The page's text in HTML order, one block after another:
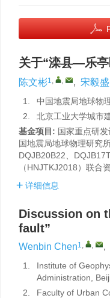
关于“滦县—乐
陈文彬1, , , 宋毅盛
1.
中国地震局地球物
2.
北京工业大学城市
基金项目: 国家重点研
国地震局地球物理研究
DQJB20B22、
（HNJTKJ2018）联合资
详细信息
Discussion on
fault”
Wenbin Chen1, , ,
1.
Institute of
Administration,
2.
Faculty of Urban